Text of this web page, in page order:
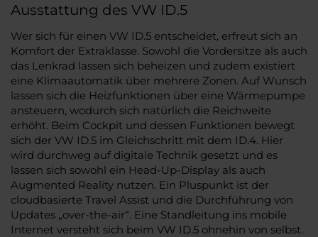
Ausstattung des VW ID.5
Wer sich für einen VW ID.5 entscheidet, erfreut sich an
Komfort der Extraklasse. Sowohl die Vordersitze als auch
das Lenkrad lassen sich beheizen und zudem existiert
eine Klimaautomatik über mehrere Zonen. Auf Wunsch
lassen sich die Heizfunktionen über eine Wärmepumpe
ansteuern, wodurch sich natürlich die Reichweite
erhöht. Beim Cockpit und dessen Funktionen bewegt
sich der VW ID.5 im Gleichschritt mit dem ID.4. Hier
wird durchweg auf digitale Technik gesetzt und es
lassen sich sowohl ein Head-Up-Display als auch
Augmented Reality nutzen. Ein Pluspunkt ist der
cloudbasierte Travel Assist und die Durchführung von
Updates „over-the-air“. Eine Standleitung ins mobile
Internet versteht sich beim VW ID.5 ohnehin von selbst.